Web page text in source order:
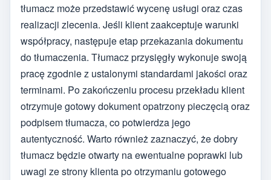
tłumacz może przedstawić wycenę usługi oraz czas
realizacji zlecenia. Jeśli klient zaakceptuje warunki
współpracy, następuje etap przekazania dokumentu
do tłumaczenia. Tłumacz przysięgły wykonuje swoją
pracę zgodnie z ustalonymi standardami jakości oraz
terminami. Po zakończeniu procesu przekładu klient
otrzymuje gotowy dokument opatrzony pieczęcią oraz
podpisem tłumacza, co potwierdza jego
autentyczność. Warto również zaznaczyć, że dobry
tłumacz będzie otwarty na ewentualne poprawki lub
uwagi ze strony klienta po otrzymaniu gotowego